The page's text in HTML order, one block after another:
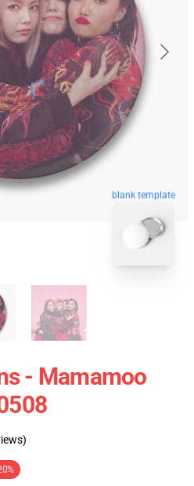
blank template
- Mamamoo